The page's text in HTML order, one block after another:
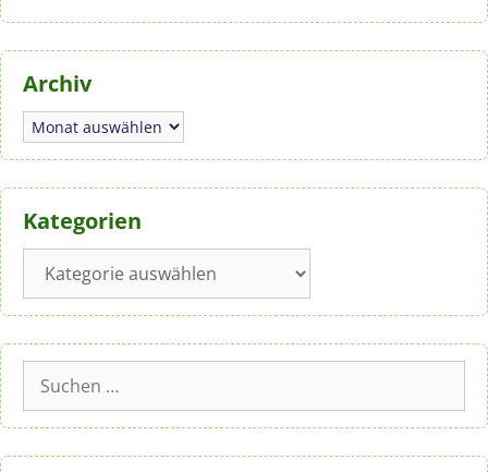
Archiv
Archiv
Kategorien
Kategorien
Suchen
nach: